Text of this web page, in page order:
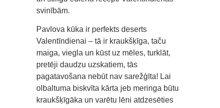
svinībām.
Pavlova kūka ir perfekts deserts
Valentīndienai – tā ir kraukšķīga, taču
maiga, viegla un kūst uz mēles, turklāt,
pretēji daudzu uzskatiem, tās
pagatavošana nebūt nav sarežģīta! Lai
olbaltuma biskvīta kārta jeb meringa būtu
kraukšķīgāka un varētu lēni atdzesēties